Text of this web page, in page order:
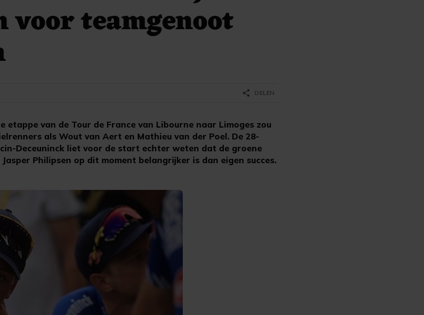
voor teamgenoot
etappe van de Tour de France van Libourne naar Limoges zou
als Wout van Aert en Mathieu van der Poel. De 28-
Deceuninck liet voor de start echter weten dat de groene
Philipsen op dit moment belangrijker is dan eigen succes.
share DELEN